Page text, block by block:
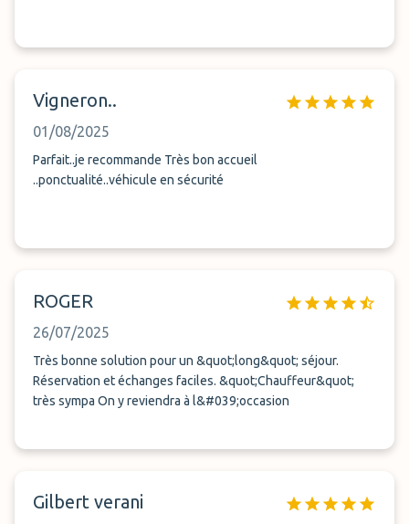
Vigneron..
01/08/2025
Parfait..je recommande Très bon accueil
..ponctualité..véhicule en sécurité
ROGER
26/07/2025
Très bonne solution pour un &quot;long&quot; séjour.
Réservation et échanges faciles. &quot;Chauffeur&quot;
très sympa On y reviendra à l&#039;occasion
Gilbert verani